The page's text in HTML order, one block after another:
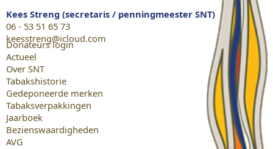
Kees Streng (secretaris / penningmeester SNT)
06 - 53 51 65 73
keesstreng@icloud.com
Donateurs login
Actueel
Over SNT
Tabakshistorie
Gedeponeerde merken
Tabaksverpakkingen
Jaarboek
Bezienswaardigheden
AVG